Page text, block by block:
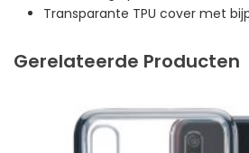
Transparante TPU cover met
Gerelateerde Producten